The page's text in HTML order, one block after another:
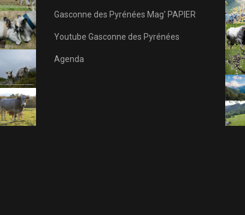
Gasconne des Pyrénées Mag' PAPIER
Youtube Gasconne des Pyrénées
Agenda